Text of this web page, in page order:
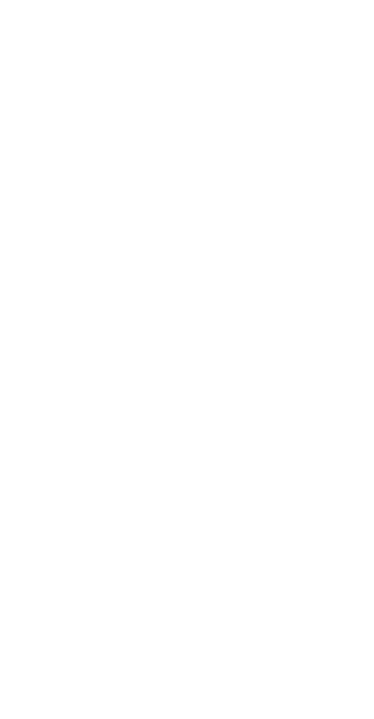
5月以来，苹果预计关税将导致公司二季度利润下降9亿美元;